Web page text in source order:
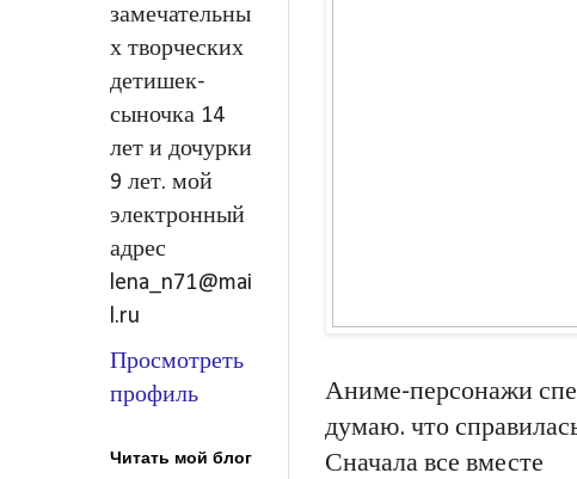
Аниме-персонажи
думаю. что
Сначала все вместе
замечательны
х творческих
детишек-
сыночка 14
лет и дочурки
9 лет. мой
электронный
адрес
lena_n71@mai
l.ru
Просмотреть
профиль
Читать мой блог